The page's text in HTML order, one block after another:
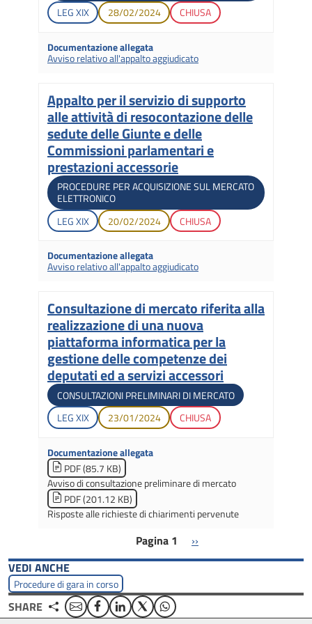
Legislatura di apertura
LEGXIX Data di apertura
28/02/2024 Stato gara
CHIUSA
Documentazione allegata
Avviso relativo all'appalto aggiudicato
Titolo
Appalto per il servizio di supporto
alle attività di resocontazione delle
sedute delle Giunte e delle
Commissioni parlamentari e
prestazioni accessorie
Tipologia di gara
PROCEDURE PER ACQUISIZIONE SUL MERCATO
ELETTRONICO
Legislatura di apertura
LEGXIX Data di apertura
20/02/2024 Stato gara
CHIUSA
Documentazione allegata
Avviso relativo all'appalto aggiudicato
Titolo
Consultazione di mercato riferita alla
realizzazione di una nuova
piattaforma informatica per la
gestione delle competenze dei
deputati ed a servizi accessori
Tipologia di gara
CONSULTAZIONI PRELIMINARI DI MERCATO
Legislatura di apertura
LEGXIX Data di apertura
23/01/2024 Stato gara
CHIUSA
Documentazione allegata
PDF (85.7 KB)
Avviso di consultazione preliminare di mercato
PDF (201.12 KB)
Risposte alle richieste di chiarimenti pervenute
Pagina 1 Pagina successiva
››
VEDI ANCHE
Procedure di gara in corso
SHARE EmailFacebookLinkedinTwitterWhatsApp